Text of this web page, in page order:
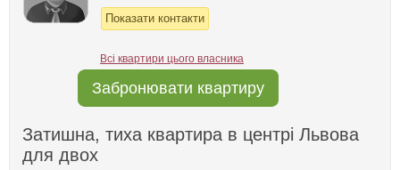
Показати контакти
Всі квартири цього власника
Забронювати квартиру
Затишна, тиха квартира в центрі Львова
для двох